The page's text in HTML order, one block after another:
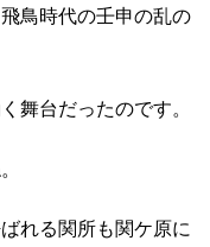
鳥時代の壬申の乱の
舞台だったのです。
れる関所も関ケ原に